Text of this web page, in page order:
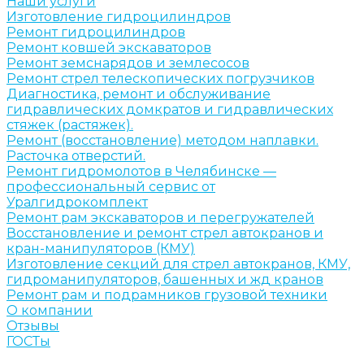
Изготовление гидроцилиндров
Ремонт гидроцилиндров
Ремонт ковшей экскаваторов
Ремонт земснарядов и землесосов
Ремонт стрел телескопических погрузчиков
Диагностика, ремонт и обслуживание
гидравлических домкратов и гидравлических
стяжек (растяжек).
Ремонт (восстановление) методом наплавки.
Расточка отверстий.
Ремонт гидромолотов в Челябинске —
профессиональный сервис от
Уралгидрокомплект
Ремонт рам экскаваторов и перегружателей
Восстановление и ремонт стрел автокранов и
кран-манипуляторов (КМУ)
Изготовление секций для стрел автокранов, КМУ,
гидроманипуляторов, башенных и жд кранов
Ремонт рам и подрамников грузовой техники
О компании
Отзывы
ГОСТы